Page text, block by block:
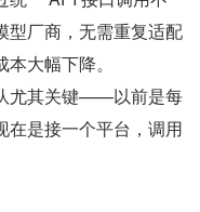
型厂商，无需重复适配
大幅下降。
尤其关键——以前是每
在是接一个平台，调用